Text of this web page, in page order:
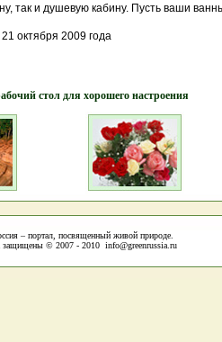
так и душевую кабину. Пусть ваши
октября 2009 года
стол для хорошего настроения
– портал, посвященный живой природе.
защищены © 2007 - 2010 info@greenrussia.ru